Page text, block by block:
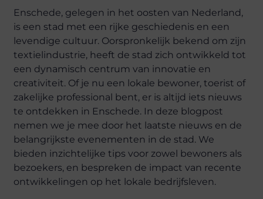
Enschede, gelegen in het oosten van Nederland,
is een stad met een rijke geschiedenis en een
levendige cultuur. Oorspronkelijk bekend om zijn
textielindustrie, heeft de stad zich ontwikkeld tot
een dynamisch centrum van innovatie en
creativiteit. Of je nu een lokale bewoner, toerist of
zakelijke professional bent, er is altijd iets nieuws
te ontdekken in Enschede. In deze blogpost
nemen we je mee door het laatste nieuws en de
belangrijkste evenementen in de stad. We
bieden inzichtelijke tips voor zowel bewoners als
bezoekers, en bespreken de impact van recente
ontwikkelingen op het lokale bedrijfsleven.